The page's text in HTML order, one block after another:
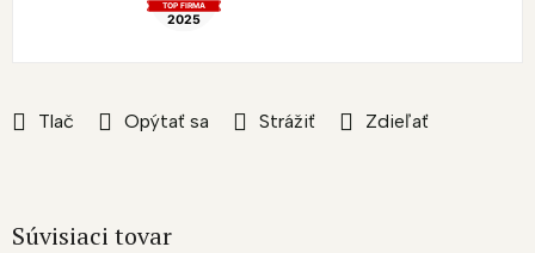
Tlač Opýtať sa Strážiť Zdieľať
Súvisiaci tovar